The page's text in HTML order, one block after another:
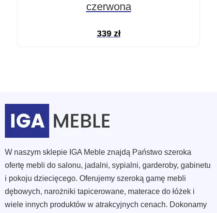
czerwona
339 zł
W naszym sklepie IGA Meble znajdą Państwo szeroka
ofertę mebli do salonu, jadalni, sypialni, garderoby, gabinetu
i pokoju dziecięcego. Oferujemy szeroką gamę mebli
dębowych, narożniki tapicerowane, materace do łóżek i
wiele innych produktów w atrakcyjnych cenach. Dokonamy